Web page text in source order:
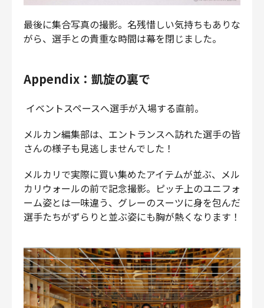
最後に集合写真の撮影。名残惜しい気持ちもありな
がら、選手との貴重な時間は幕を閉じました。
Appendix：凱旋の裏で
イベントスペースへ選手が入場する直前。
メルカン編集部は、エントランスへ訪れた選手の皆
さんの様子も見逃しませんでした！
メルカリで実際に買い集めたアイテムが並ぶ、メル
カリウォールの前で記念撮影。ピッチ上のユニフォ
ーム姿とは一味違う、グレーのスーツに身を包んだ
選手たちがずらりと並ぶ姿にも胸が熱くなります！